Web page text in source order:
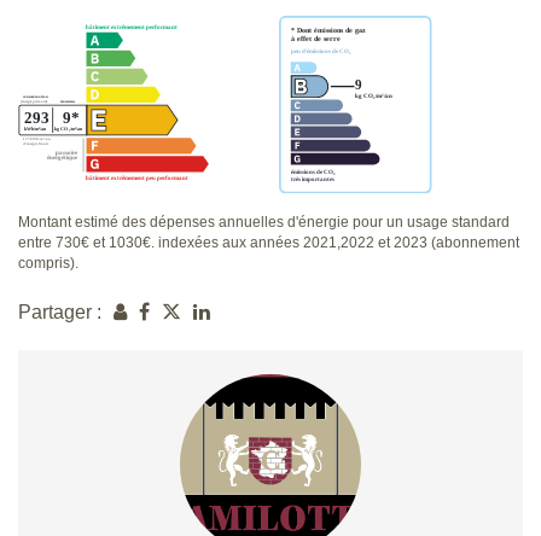
Montant estimé des dépenses annuelles d'énergie pour un usage standard
entre 730€ et 1030€. indexées aux années 2021,2022 et 2023 (abonnement
compris).
Partager :